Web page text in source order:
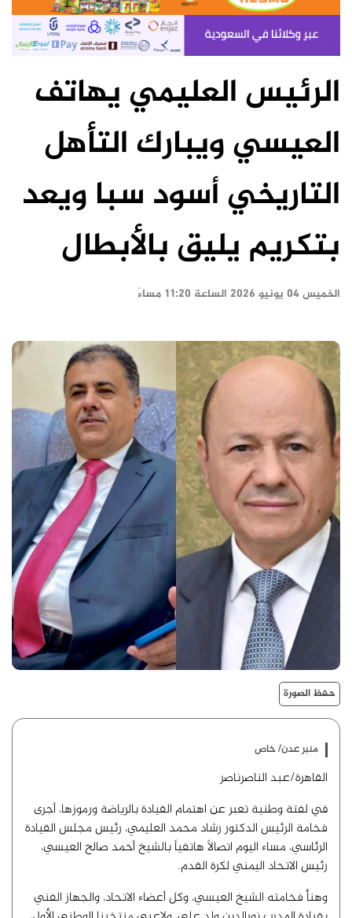
الرئيس العليمي يهاتف
العيسي ويبارك التأهل
التاريخي أسود سبا ويعد
بتكريم يليق بالأبطال
الخميس ٠٤ يونيو ٢٠٢٦ الساعة ١١:٢٠ مساءً
حفظ الصورة
منبر عدن/ خاص
القاهرة/عبد الناصرناصر
في لفتة وطنية تعبر عن اهتمام القيادة بالرياضة ورموزها، أجرى
فخامة الرئيس الدكتور رشاد محمد العليمي، رئيس مجلس القيادة
الرئاسي، مساء اليوم اتصالاً هاتفياً بالشيخ أحمد صالح العيسي،
رئيس الاتحاد اليمني لكرة القدم.
وهنأ فخامته الشيخ العيسي، وكل أعضاء الاتحاد، والجهاز الفني